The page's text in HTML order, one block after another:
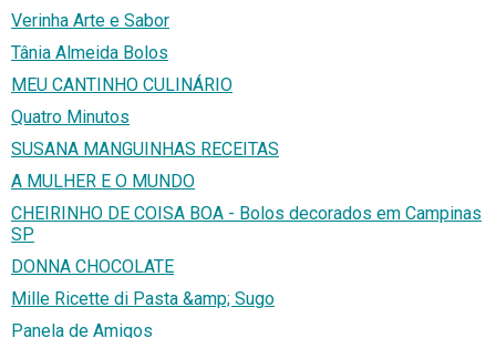
Verinha Arte e Sabor
Tânia Almeida Bolos
MEU CANTINHO CULINÁRIO
Quatro Minutos
SUSANA MANGUINHAS RECEITAS
A MULHER E O MUNDO
CHEIRINHO DE COISA BOA - Bolos decorados em Campinas
SP
DONNA CHOCOLATE
Mille Ricette di Pasta &amp; Sugo
Panela de Amigos